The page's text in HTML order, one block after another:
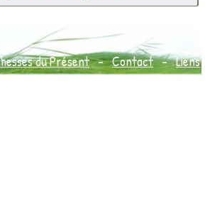
du Présent-Contact-Liens